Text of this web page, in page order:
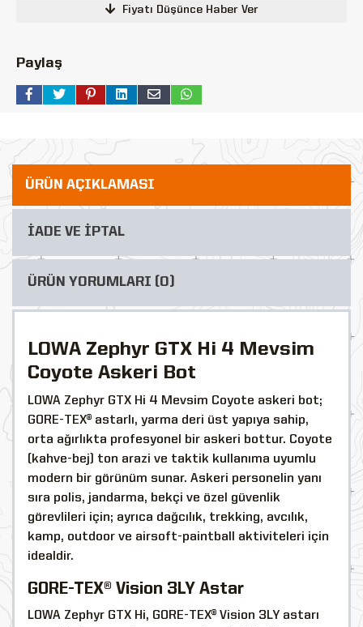
Fiyatı Düşünce Haber Ver
Paylaş
ÜRÜN AÇIKLAMASI
İADE VE İPTAL
ÜRÜN YORUMLARI (0)
LOWA Zephyr GTX Hi 4 Mevsim
Coyote Askeri Bot
LOWA Zephyr GTX Hi 4 Mevsim Coyote askeri bot;
GORE-TEX® astarlı, yarma deri üst yapıya sahip,
orta ağırlıkta profesyonel bir askeri bottur. Coyote
(kahve-bej) ton arazi ve taktik kullanıma uyumlu
modern bir görünüm sunar. Askeri personelin yanı
sıra polis, jandarma, bekçi ve özel güvenlik
görevlileri için; ayrıca dağcılık, trekking, avcılık,
kamp, outdoor ve airsoft-paintball aktiviteleri için
idealdir.
GORE-TEX® Vision 3LY Astar
LOWA Zephyr GTX Hi, GORE-TEX® Vision 3LY astarı